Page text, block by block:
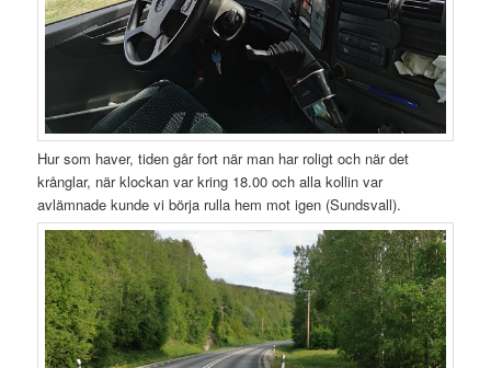
Hur som haver, tiden går fort när man har roligt och när det
krånglar, när klockan var kring 18.00 och alla kollin var
avlämnade kunde vi börja rulla hem mot igen (Sundsvall).